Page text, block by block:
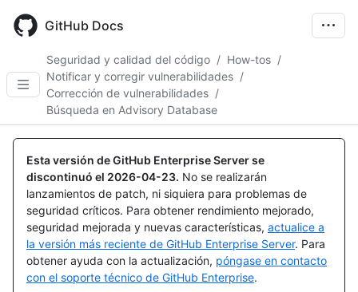
main
GitHub Docs
Seguridad y calidad del código / How-tos /
Notificar y corregir vulnerabilidades /
Corrección de vulnerabilidades /
Búsqueda en Advisory Database
Esta versión de GitHub Enterprise Server se
discontinuó el 2026-04-23. No se realizarán
lanzamientos de patch, ni siquiera para problemas de
seguridad críticos. Para obtener rendimiento mejorado,
seguridad mejorada y nuevas características, actualice a
la versión más reciente de GitHub Enterprise Server. Para
obtener ayuda con la actualización, póngase en contacto
con el soporte técnico de GitHub Enterprise.